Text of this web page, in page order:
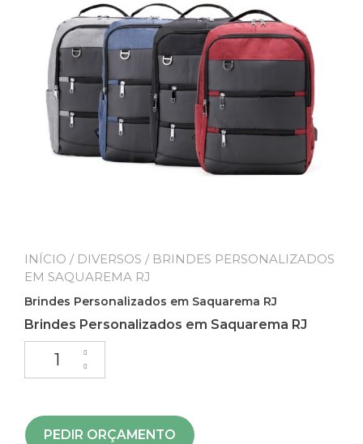
INÍCIO / DIVERSOS / BRINDES PERSONALIZADOS
EM SAQUAREMA RJ
Brindes Personalizados em Saquarema RJ
Brindes Personalizados em Saquarema RJ
PEDIR ORÇAMENTO